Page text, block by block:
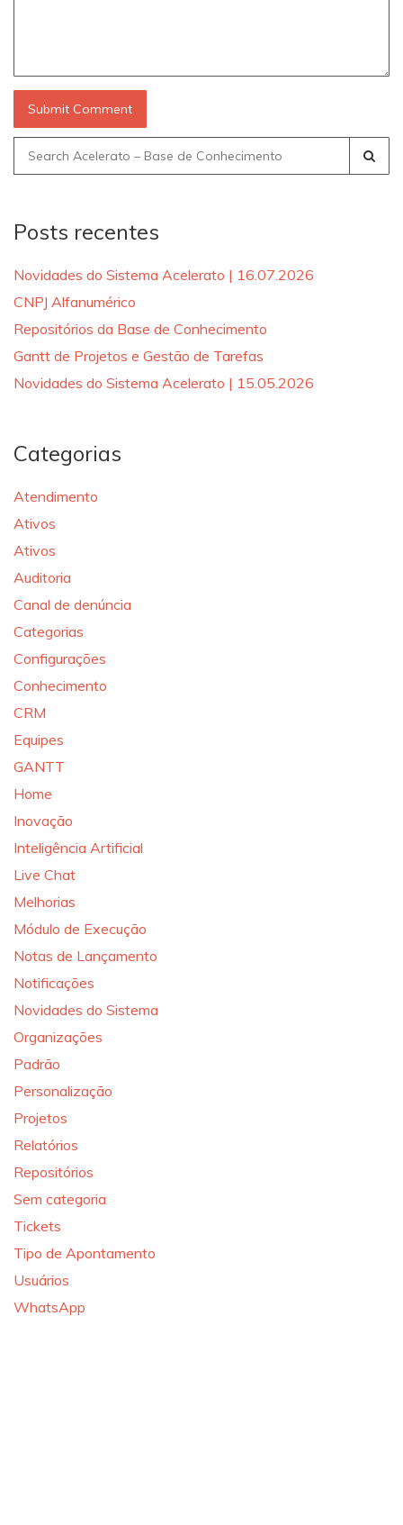
Search
for:
Posts recentes
Novidades do Sistema Acelerato | 16.07.2026
CNPJ Alfanumérico
Repositórios da Base de Conhecimento
Gantt de Projetos e Gestão de Tarefas
Novidades do Sistema Acelerato | 15.05.2026
Categorias
Atendimento
Ativos
Ativos
Auditoria
Canal de denúncia
Categorias
Configurações
Conhecimento
CRM
Equipes
GANTT
Home
Inovação
Inteligência Artificial
Live Chat
Melhorias
Módulo de Execução
Notas de Lançamento
Notificações
Novidades do Sistema
Organizações
Padrão
Personalização
Projetos
Relatórios
Repositórios
Sem categoria
Tickets
Tipo de Apontamento
Usuários
WhatsApp